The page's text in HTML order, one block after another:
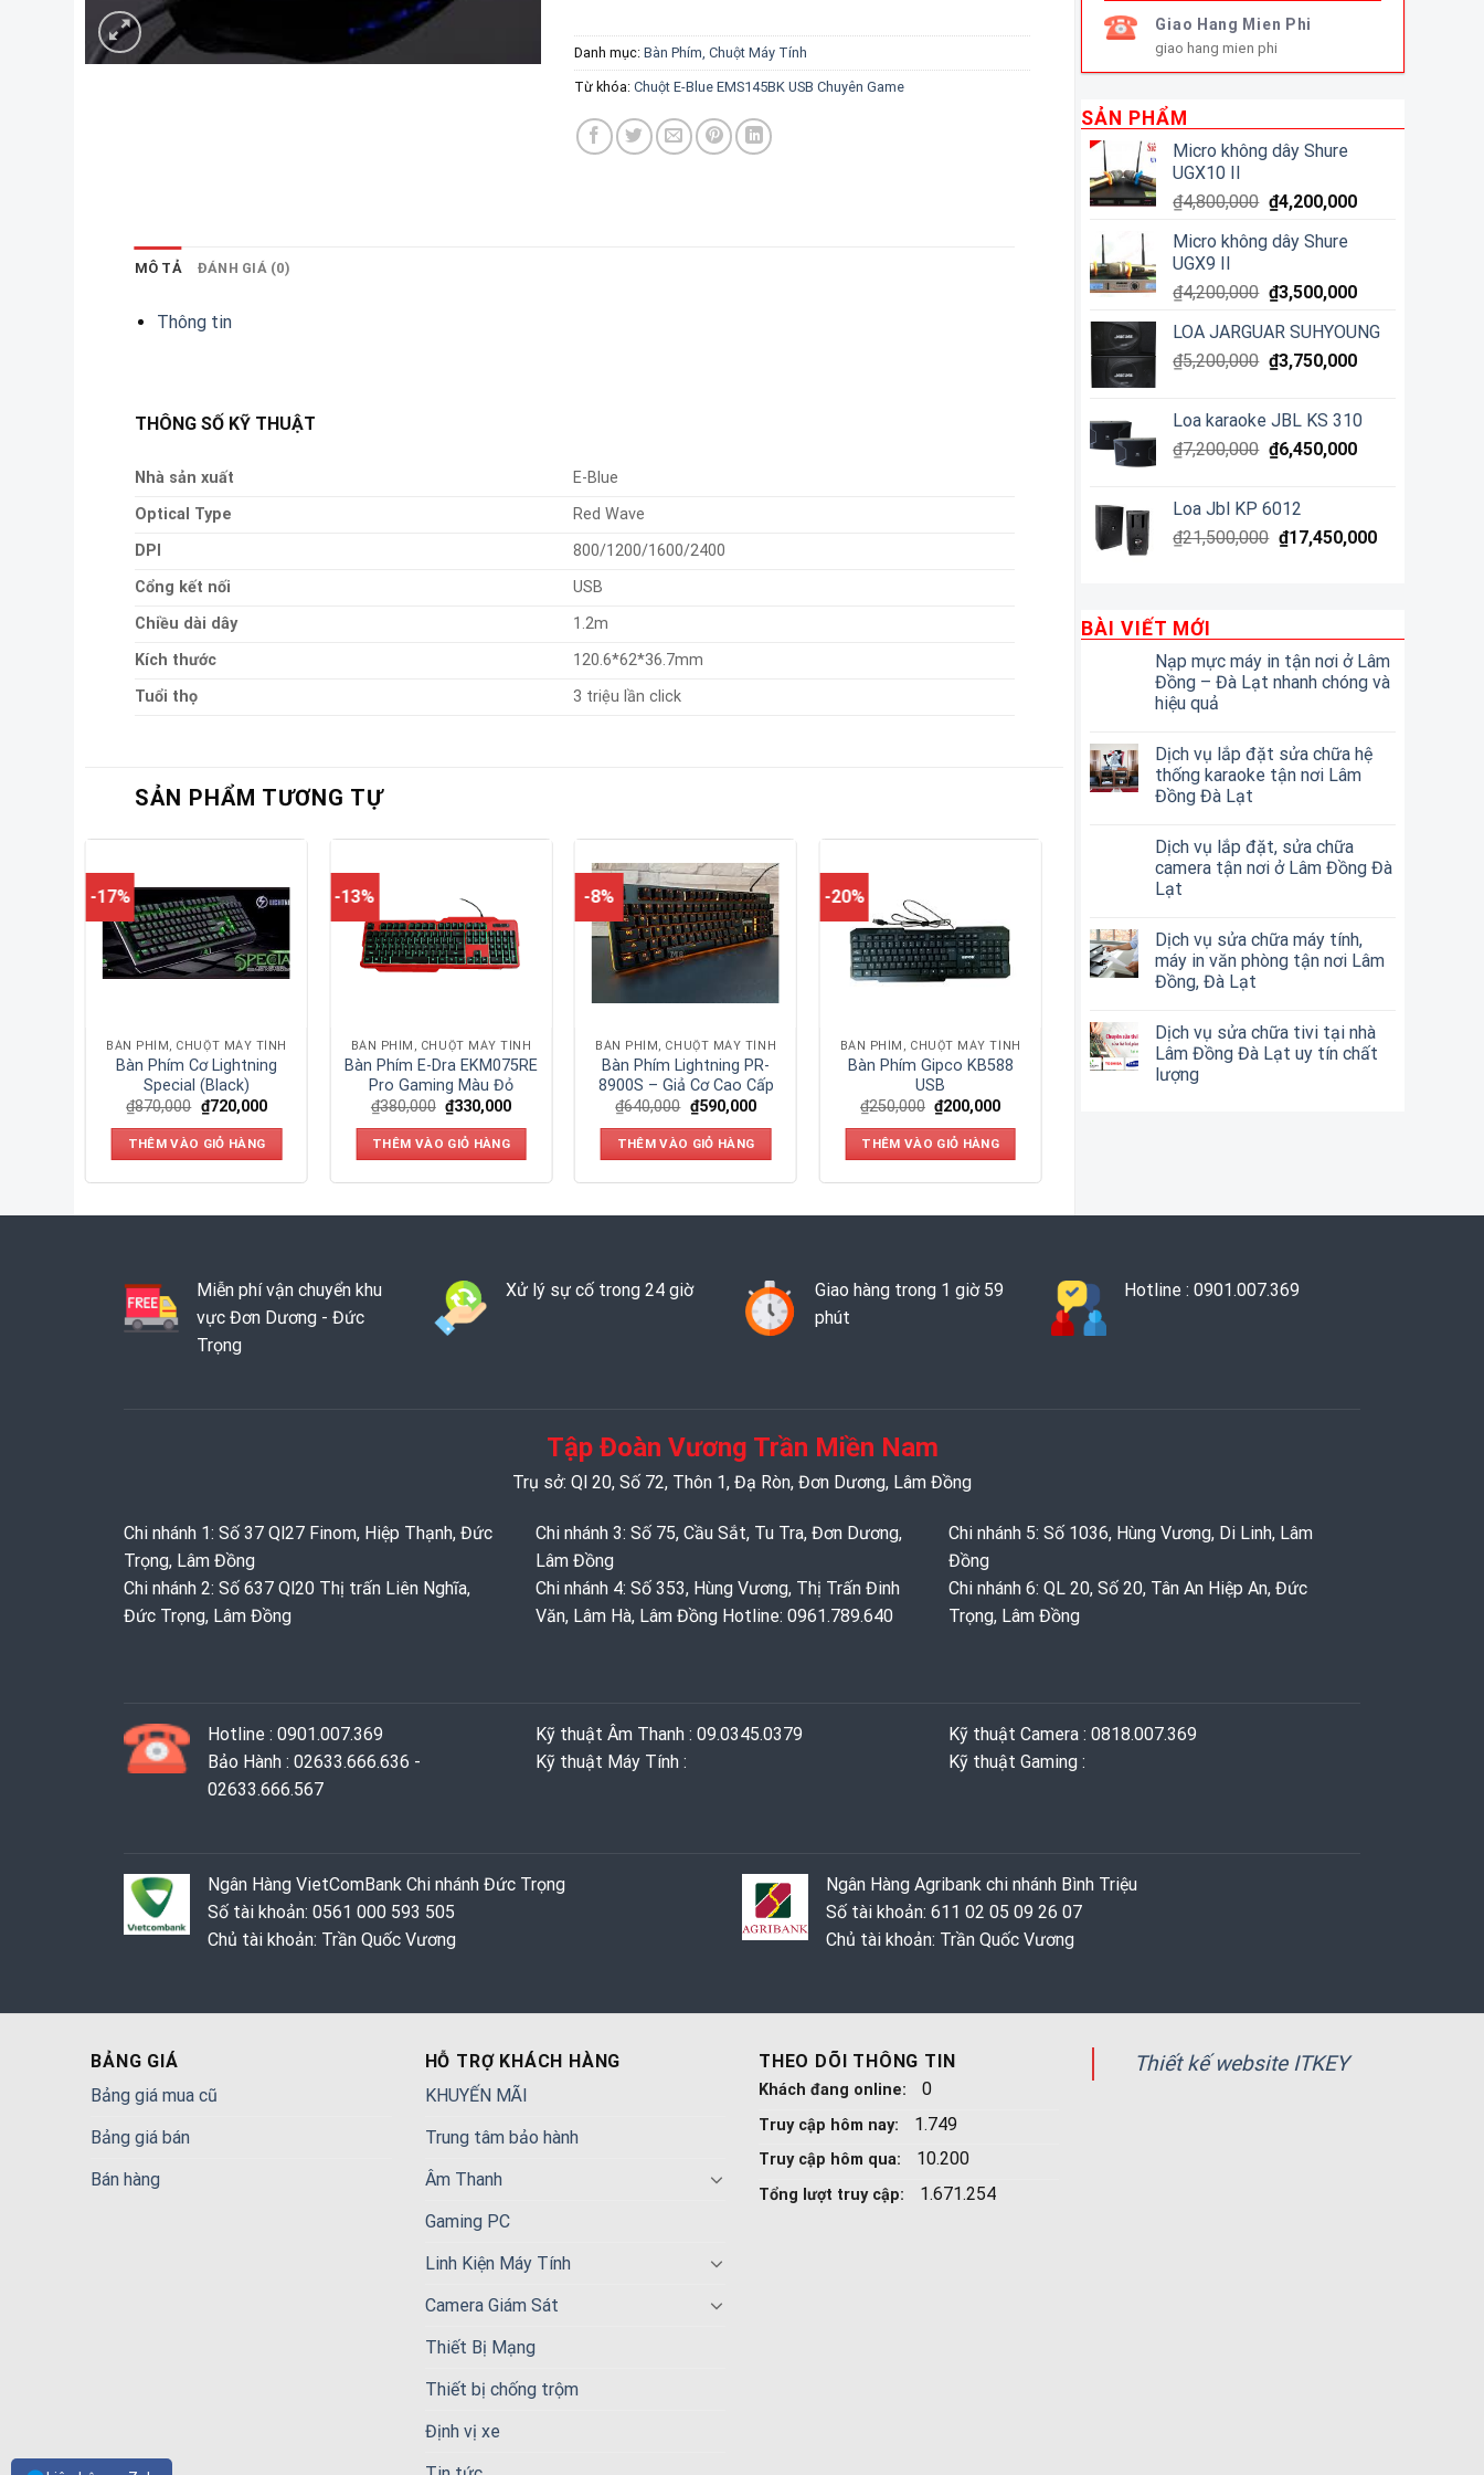
Giao Hang Mien Phi
giao hang mien phi
SẢN PHẨM
Micro không dây Shure
UGX10 II
₫4,800,000 ₫4,200,000
Micro không dây Shure
UGX9 II
₫4,200,000 ₫3,500,000
LOA JARGUAR SUHYOUNG
₫5,200,000 ₫3,750,000
Loa karaoke JBL KS 310
₫7,200,000 ₫6,450,000
Loa Jbl KP 6012
₫21,500,000 ₫17,450,000
BÀI VIẾT MỚI
Nạp mực máy in tận nơi ở Lâm
Đồng – Đà Lạt nhanh chóng và
hiệu quả
Dịch vụ lắp đặt sửa chữa hệ
thống karaoke tận nơi Lâm
Đồng Đà Lạt
Dịch vụ lắp đặt, sửa chữa
camera tận nơi ở Lâm Đồng Đà
Lạt
Dịch vụ sửa chữa máy tính,
máy in văn phòng tận nơi Lâm
Đồng, Đà Lạt
Dịch vụ sửa chữa tivi tại nhà
Lâm Đồng Đà Lạt uy tín chất
lượng
Danh mục:Bàn Phím, Chuột Máy Tính
Từ khóa:Chuột E-Blue EMS145BK USB Chuyên Game
MÔ TẢ ĐÁNH GIÁ (0)
Thông tin
THÔNG SỐ KỸ THUẬT
Nhà sản xuất
E-Blue
Optical Type
Red Wave
DPI
800/1200/1600/2400
Cổng kết nối
USB
Chiều dài dây
1.2m
Kích thước
120.6*62*36.7mm
Tuổi thọ
3 triệu lần click
SẢN PHẨM TƯƠNG TỰ
-17%
BÀN PHÍM, CHUỘT MÁY TÍNH
Bàn Phím Cơ Lightning
Special (Black)
₫870,000 ₫720,000
THÊM VÀO GIỎ HÀNG
-13%
BÀN PHÍM, CHUỘT MÁY TÍNH
Bàn Phím E-Dra EKM075RE
Pro Gaming Màu Đỏ
₫380,000 ₫330,000
THÊM VÀO GIỎ HÀNG
-8%
BÀN PHÍM, CHUỘT MÁY TÍNH
Bàn Phím Lightning PR-
8900S – Giả Cơ Cao Cấp
₫640,000 ₫590,000
THÊM VÀO GIỎ HÀNG
-20%
BÀN PHÍM, CHUỘT MÁY TÍNH
Bàn Phím Gipco KB588
USB
₫250,000 ₫200,000
THÊM VÀO GIỎ HÀNG
Miễn phí vận chuyển khu
vực Đơn Dương - Đức
Trọng
Xử lý sự cố trong 24 giờ
Giao hàng trong 1 giờ 59
phút
Hotline : 0901.007.369
Tập Đoàn Vương Trần Miền Nam
Trụ sở: Ql 20, Số 72, Thôn 1, Đạ Ròn, Đơn Dương, Lâm Đồng
Chi nhánh 1: Số 37 Ql27 Finom, Hiệp Thạnh, Đức
Trọng, Lâm Đồng
Chi nhánh 2: Số 637 Ql20 Thị trấn Liên Nghĩa,
Đức Trọng, Lâm Đồng
Chi nhánh 3: Số 75, Cầu Sắt, Tu Tra, Đơn Dương,
Lâm Đồng
Chi nhánh 4: Số 353, Hùng Vương, Thị Trấn Đinh
Văn, Lâm Hà, Lâm Đồng Hotline: 0961.789.640
Chi nhánh 5: Số 1036, Hùng Vương, Di Linh, Lâm
Đồng
Chi nhánh 6: QL 20, Số 20, Tân An Hiệp An, Đức
Trọng, Lâm Đồng
Hotline : 0901.007.369
Bảo Hành : 02633.666.636 -
02633.666.567
Kỹ thuật Âm Thanh : 09.0345.0379
Kỹ thuật Máy Tính :
Kỹ thuật Camera : 0818.007.369
Kỹ thuật Gaming ‭: ‬
Ngân Hàng VietComBank Chi nhánh Đức Trọng
Số tài khoản: 0561 000 593 505
Chủ tài khoản: Trần Quốc Vương
Ngân Hàng Agribank chi nhánh Bình Triệu
Số tài khoản: 611 02 05 09 26 07
Chủ tài khoản: Trần Quốc Vương
BẢNG GIÁ
Bảng giá mua cũ
Bảng giá bán
Bán hàng
HỖ TRỢ KHÁCH HÀNG
KHUYẾN MÃI
Trung tâm bảo hành
Âm Thanh
Gaming PC
Linh Kiện Máy Tính
Camera Giám Sát
Thiết Bị Mạng
Thiết bị chống trộm
Định vị xe
THEO DÕI THÔNG TIN
Khách đang online: 0
Truy cập hôm nay: 1.749
Truy cập hôm qua: 10.200
Tổng lượt truy cập: 1.671.254
Thiết kế website ITKEY